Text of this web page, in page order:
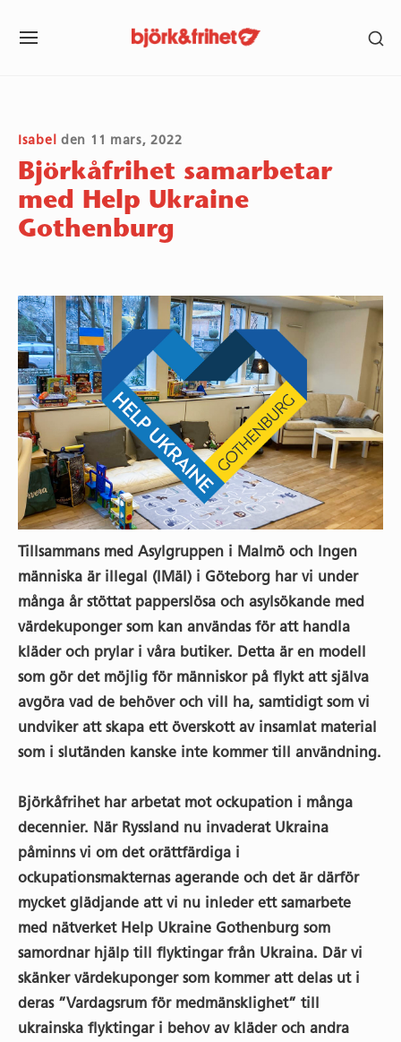
SITE
Isabel den 11 mars, 2022
Björkåfrihet samarbetar
med Help Ukraine
Gothenburg
Tillsammans med Asylgruppen i Malmö och Ingen
människa är illegal (IMäI) i Göteborg har vi under
många år stöttat papperslösa och asylsökande med
värdekuponger som kan användas för att handla
kläder och prylar i våra butiker. Detta är en modell
som gör det möjlig för människor på flykt att själva
avgöra vad de behöver och vill ha, samtidigt som vi
undviker att skapa ett överskott av insamlat material
som i slutänden kanske inte kommer till användning.
Björkåfrihet har arbetat mot ockupation i många
decennier. När Ryssland nu invaderat Ukraina
påminns vi om det orättfärdiga i
ockupationsmakternas agerande och det är därför
mycket glädjande att vi nu inleder ett samarbete
med nätverket Help Ukraine Gothenburg som
samordnar hjälp till flyktingar från Ukraina. Där vi
skänker värdekuponger som kommer att delas ut i
deras ”Vardagsrum för medmänsklighet” till
ukrainska flyktingar i behov av kläder och andra